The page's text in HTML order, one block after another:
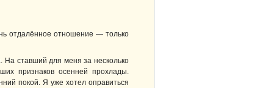
отдалённое отношение — только
На ставший для меня за несколько
признаков осенней прохлады.
покой. Я уже хотел оправиться